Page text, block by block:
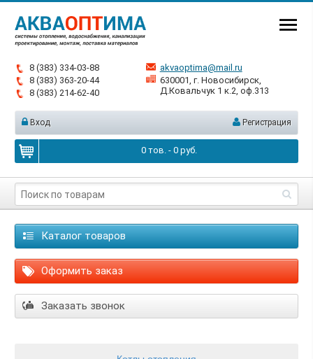
8 (383) 334-03-88
8 (383) 363-20-44
8 (383) 214-62-40
akvaoptima@mail.ru
630001, г. Новосибирск,
Д.Ковальчук 1 к.2, оф.313
Вход Регистрация
0тов. - 0руб.
Каталог товаров
Оформить заказ
Заказать звонок